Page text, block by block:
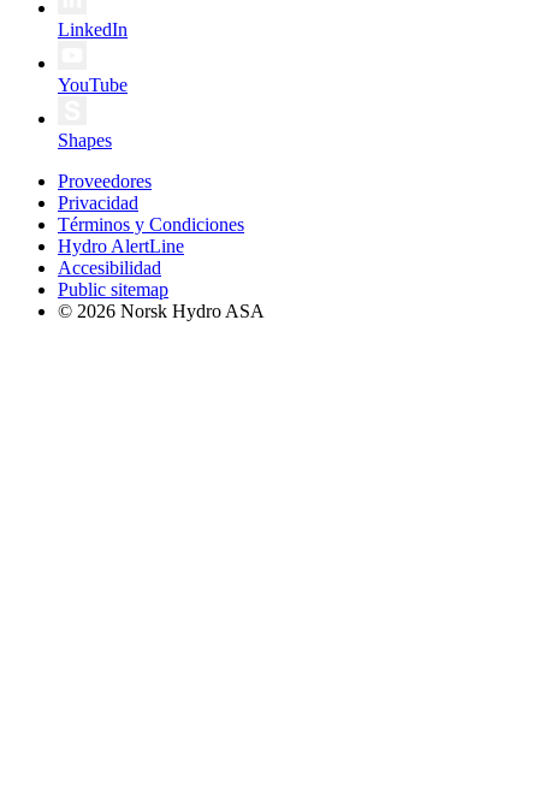
LinkedIn
YouTube
Shapes
Proveedores
Privacidad
Términos y Condiciones
Hydro AlertLine
Accesibilidad
Public sitemap
© 2026 Norsk Hydro ASA